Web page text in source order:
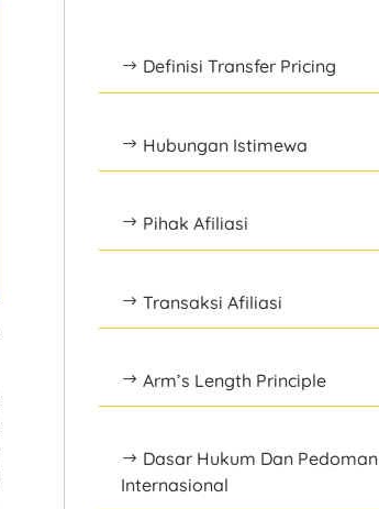
$ Definisi Transfer Pricing
$ Hubungan Istimewa
$ Pihak Afiliasi
$ Transaksi Afiliasi
$ Arm’s Length Principle
$ Dasar Hukum Dan Pedoman
Internasional